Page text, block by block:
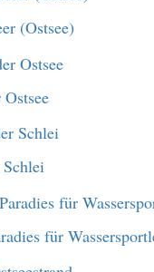
(Ostsee)
Schlei
für